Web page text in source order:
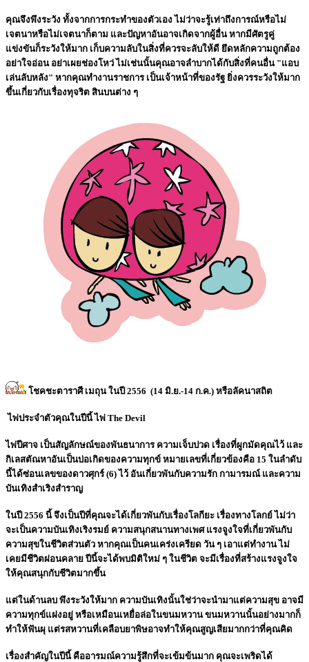
คุณจึงพึงระวัง ทั้งจากการกระทำของตัวเอง ไม่ว่าจะรู้เท่าถึงการณ์หรือไม่
เจตนาหรือไม่เจตนาก็ตาม และปัญหาอันอาจเกิดจากผู้อื่น หากมีศัตรูคู่
แข่งขันก็ระวังให้มาก เก็บความลับในสิ่งที่ควรจะลับให้ดี ยึดหลักความถูกต้อง
อย่าใจอ่อน อย่าเผยช่องโหว่ ไม่เช่นนั้นคุณอาจลำบากได้กับสิ่งที่คนอื่น "แอบ
เล่นลับหลัง" หากคุณทำงานราชการ เป็นเจ้าหน้าที่ของรัฐ ยิ่งควรระวังให้มาก
ขึ้นเกี่ยวกับเรื่องทุจริต สินบนต่าง ๆ
โชคชะตาราศี เมถุน ในปี 2556 (14 มิ.ย.-14 ก.ค.) หรือลัคนาสถิต
ไพ่ประจำตัวคุณในปีนี้ ไพ่ The Devil
ไพ่ปีศาจ เป็นสัญลักษณ์ของพันธนาการ ความเจ็บปวด เรื่องที่ผูกมัดคุณไว้ และ
กิเลสตัณหาอันเป็นบ่อเกิดของความทุกข์ หมายเลขที่เกี่ยวข้องคือ 15 ในลำดับ
นี้ได้ซ่อนเลขของดาวศุกร์ (6) ไว้ อันเกี่ยวพันกับความรัก กามารมณ์ และความ
บันเทิงสำเริงสำราญ
ในปี 2556 นี้ จึงเป็นปีที่คุณจะได้เกี่ยวพันกับเรื่องโลกียะ เรื่องทางโลกย์ ไม่ว่า
จะเป็นความบันเทิงเริงรมย์ ความสนุกสนานทางเพศ แรงจูงใจที่เกี่ยวพันกับ
ความสุขในชีวิตส่วนตัว หากคุณเป็นคนเคร่งเครียด วัน ๆ เอาแต่ทำงาน ไม่
เคยมีชีวิตผ่อนคลาย ปีนี้จะได้พบมิติใหม่ ๆ ในชีวิต จะมีเรื่องที่สร้างแรงจูงใจ
ให้คุณสนุกกับชีวิตมากขึ้น
แต่ในด้านลบ พึงระวังให้มาก ความบันเทิงนั้นใช่ว่าจะนำมาแต่ความสุข อาจมี
ความทุกข์แฝงอยู่ หรือเหมือนเหยื่อล่อในขนมหวาน ขนมหวานนั้นอย่างมากก็
ทำให้ฟันผุ แต่รสหวานที่เคลือบยาพิษอาจทำให้คุณสูญเสียมากกว่าที่คุณคิด
เรื่องสำคัญในปีนี้ คืออารมณ์ความรู้สึกที่จะเข้มข้นมาก คุณจะเพริดได้